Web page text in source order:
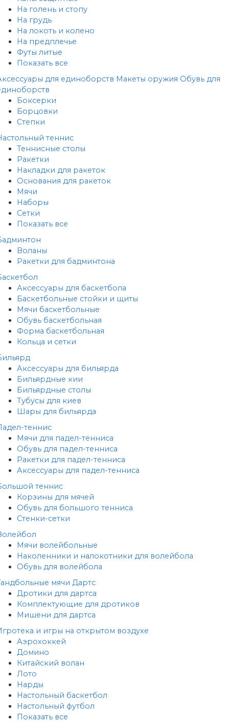
На голень и стопу
На грудь
На локоть и колено
На предплечье
Футы литые
Показать все
для единоборств Макеты оружия Обувь для
Боксерки
Борцовки
Степки
теннис
Теннисные столы
Ракетки
Накладки для ракеток
Основания для ракеток
Мячи
Наборы
Сетки
Показать все
Воланы
Ракетки для бадминтона
Аксессуары для баскетбола
Баскетбольные стойки и щиты
Мячи баскетбольные
Обувь баскетбольная
Форма баскетбольная
Кольца и сетки
Аксессуары для бильярда
Бильярдные кии
Бильярдные столы
Тубусы для киев
Шары для бильярда
теннис
Мячи для падел-тенниса
Обувь для падел-тенниса
Ракетки для падел-тенниса
Аксессуары для падел-тенниса
теннис
Корзины для мячей
Обувь для большого тенниса
Стенки-сетки
Мячи волейбольные
Наколенники и налокотники для волейбола
Обувь для волейбола
мячи Дартс
Дротики для дартса
Комплектующие для дротиков
Мишени для дартса
и игры на открытом воздухе
Аэрохоккей
Домино
Китайский волан
Лото
Нарды
Настольный баскетбол
Настольный футбол
Показать все